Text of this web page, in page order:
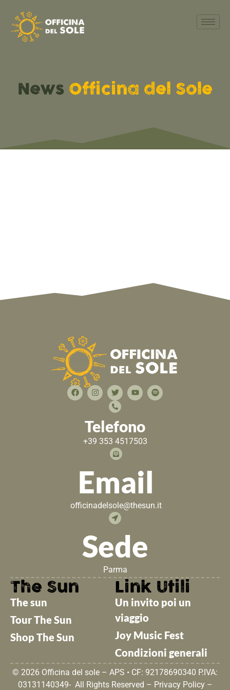
News Officina del Sole
Telefono
+39 353 4517503
Email
officinadelsole@thesun.it
Sede
Parma
The Sun
The sun
Tour The Sun
Shop The Sun
Link Utili
Un invito poi un
viaggio
Joy Music Fest
Condizioni generali
© 2026 Officina del sole – APS • CF: 92178690340 P.IVA:
03131140349- All Rights Reserved – Privacy Policy–